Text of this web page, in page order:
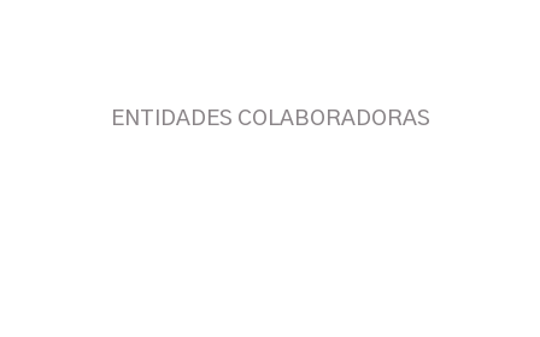
ENTIDADES COLABORADORAS